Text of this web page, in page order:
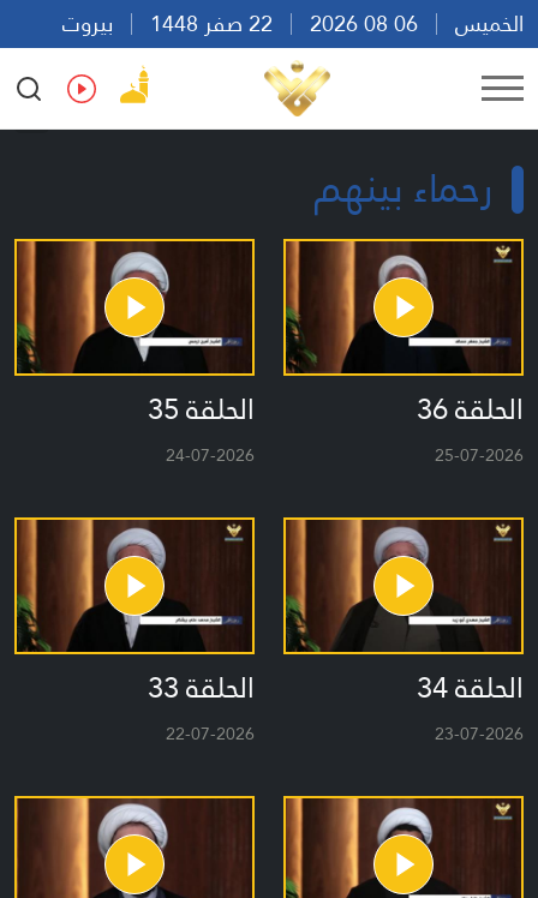
الخميس
بيروت
18:09
Ar En Fr Es
رحماء بينهم
الحلقة 36
25-07-2026
الحلقة 35
24-07-2026
الحلقة 34
23-07-2026
الحلقة 33
22-07-2026